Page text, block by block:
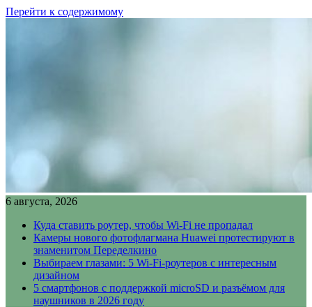
Перейти к содержимому
6 августа, 2026
Куда ставить роутер, чтобы Wi-Fi не пропадал
Камеры нового фотофлагмана Huawei протестируют в
знаменитом Переделкино
Выбираем глазами: 5 Wi-Fi-роутеров с интересным
дизайном
5 смартфонов с поддержкой microSD и разъёмом для
наушников в 2026 году